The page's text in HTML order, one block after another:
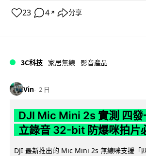
23 4 ↗ 分享
3C科技 家居無線 影音產品
Vin 2 日
DJI Mic Mini 2s 實測 四發
立錄音 32-bit 防爆咪拍片
DJI 最新推出的 Mic Mini 2s 無線咪支援「